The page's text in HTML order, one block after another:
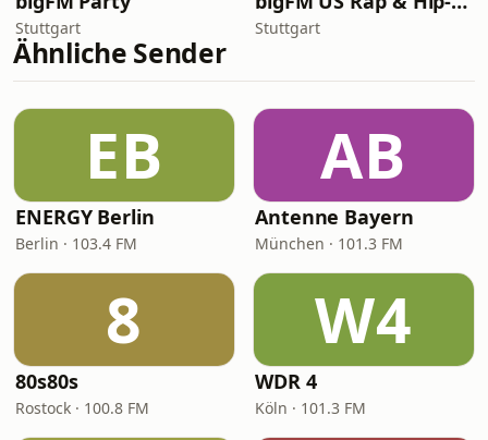
Stuttgart Stuttgart
Ähnliche Sender
EB
ENERGY Berlin
Berlin · 103.4 FM
AB
Antenne Bayern
München · 101.3 FM
8
80s80s
Rostock · 100.8 FM
W4
WDR 4
Köln · 101.3 FM